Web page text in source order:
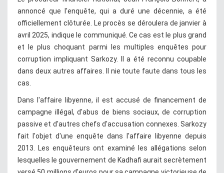
annoncé que l'enquête, qui a duré une décennie, a été
officiellement clôturée. Le procès se déroulera de janvier à
avril 2025, indique le communiqué. Ce cas est le plus grand
et le plus choquant parmi les multiples enquêtes pour
corruption impliquant Sarkozy. Il a été reconnu coupable
dans deux autres affaires. Il nie toute faute dans tous les
cas.
Dans l'affaire libyenne, il est accusé de financement de
campagne illégal, d'abus de biens sociaux, de corruption
passive et d'autres chefs d'accusation connexes. Sarkozy
fait l'objet d'une enquête dans l'affaire libyenne depuis
2013. Les enquêteurs ont examiné les allégations selon
lesquelles le gouvernement de Kadhafi aurait secrètement